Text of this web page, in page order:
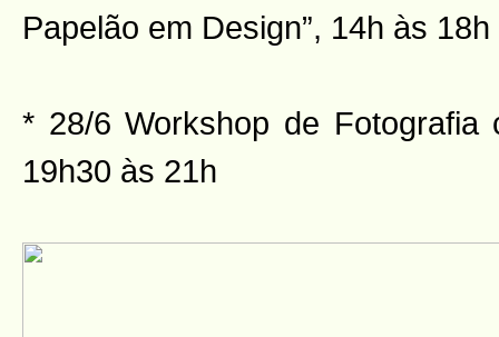
Papelão em Design”, 14h às 18h
* 28/6 Workshop de Fotografia
19h30 às 21h